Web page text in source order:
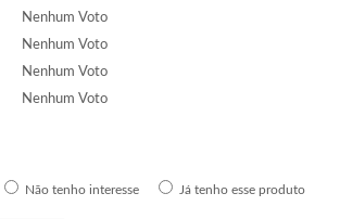
Nenhum Voto
Nenhum Voto
Nenhum Voto
Nenhum Voto
Não tenho interesse Já tenho esse produto